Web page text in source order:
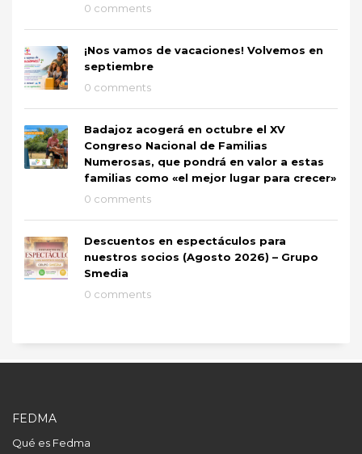
0 comments
¡Nos vamos de vacaciones! Volvemos en
septiembre
0 comments
Badajoz acogerá en octubre el XV
Congreso Nacional de Familias
Numerosas, que pondrá en valor a estas
familias como «el mejor lugar para crecer»
0 comments
Descuentos en espectáculos para
nuestros socios (Agosto 2026) – Grupo
Smedia
0 comments
FEDMA
Qué es Fedma